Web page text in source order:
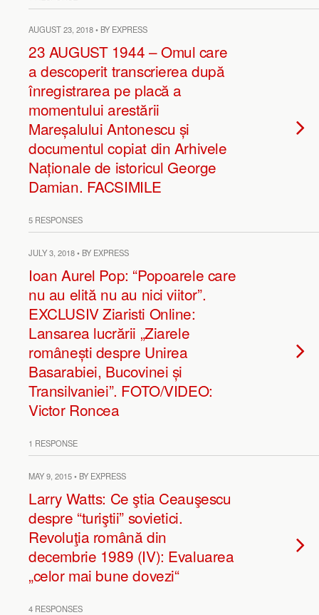
AUGUST 23, 2018 • BY EXPRESS
23 AUGUST 1944 – Omul care
a descoperit transcrierea după
înregistrarea pe placă a
momentului arestării
Mareșalului Antonescu și
documentul copiat din Arhivele
Naționale de istoricul George
Damian. FACSIMILE
5 RESPONSES
JULY 3, 2018 • BY EXPRESS
Ioan Aurel Pop: “Popoarele care
nu au elită nu au nici viitor”.
EXCLUSIV Ziaristi Online:
Lansarea lucrării „Ziarele
românești despre Unirea
Basarabiei, Bucovinei și
Transilvaniei”. FOTO/VIDEO:
Victor Roncea
1 RESPONSE
MAY 9, 2015 • BY EXPRESS
Larry Watts: Ce ştia Ceauşescu
despre “turiştii” sovietici.
Revoluţia română din
decembrie 1989 (IV): Evaluarea
„celor mai bune dovezi“
4 RESPONSES